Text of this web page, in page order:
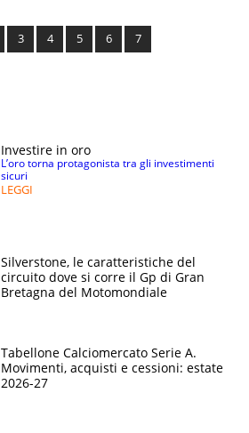
3 4 5 6 7
Investire in oro
L’oro torna protagonista tra gli investimenti
sicuri
LEGGI
Silverstone, le caratteristiche del
circuito dove si corre il Gp di Gran
Bretagna del Motomondiale
Tabellone Calciomercato Serie A.
Movimenti, acquisti e cessioni: estate
2026-27